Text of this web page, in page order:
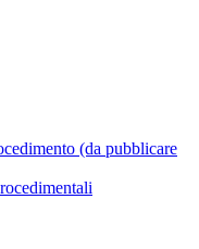
(da pubblicare